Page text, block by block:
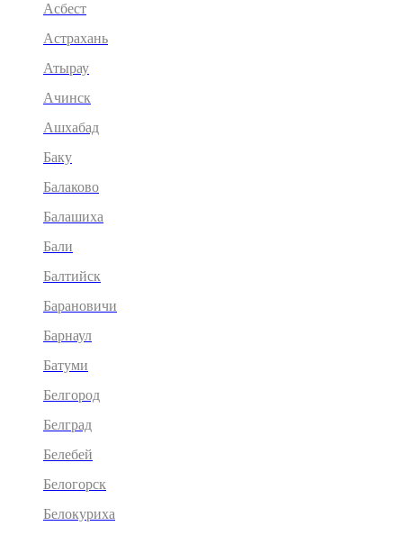
Асбест
Астрахань
Атырау
Ачинск
Ашхабад
Баку
Балаково
Балашиха
Бали
Балтийск
Барановичи
Барнаул
Батуми
Белгород
Белград
Белебей
Белогорск
Белокуриха